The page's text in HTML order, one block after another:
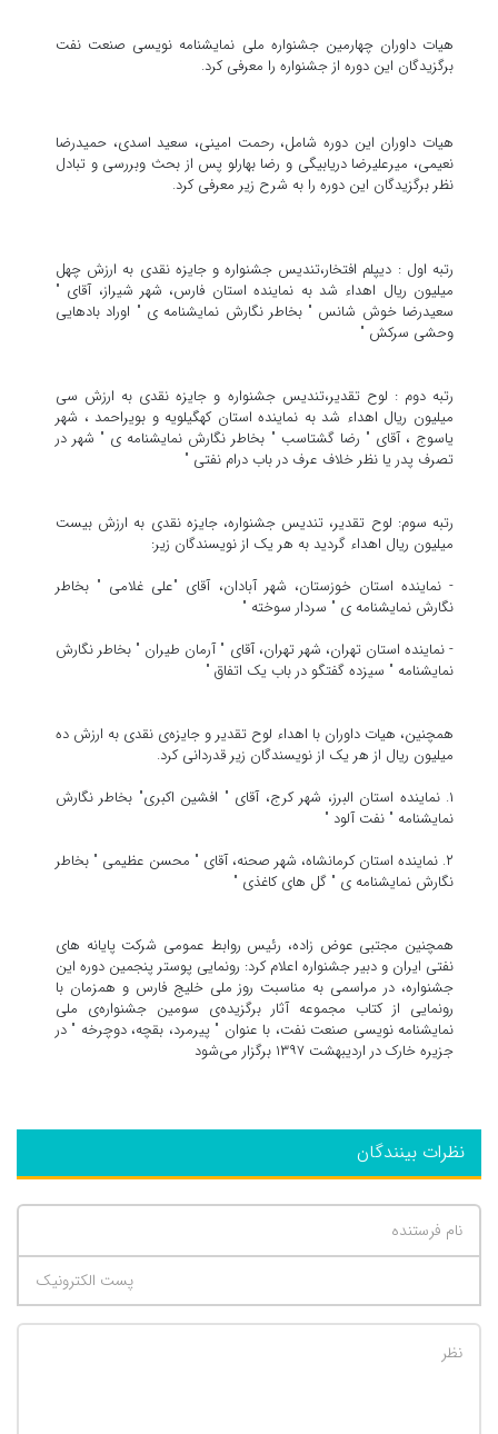
هیات داوران چهارمین جشنواره ملی نمایشنامه نویسی صنعت نفت
برگزیدگان این دوره از جشنواره را معرفی کرد.
هیات داوران این دوره شامل، رحمت امینی، سعید اسدی، حمیدرضا
نعیمی، میرعلیرضا دریابیگی و رضا بهارلو پس از بحث وبررسی و تبادل
نظر برگزیدگان این دوره را به شرح زیر معرفی کرد.
رتبه اول : دیپلم افتخار،تندیس جشنواره و جایزه نقدی به ارزش چهل
میلیون ریال اهداء شد به نماینده استان فارس، شهر شیراز، آقای "
سعیدرضا خوش شانس " بخاطر نگارش نمایشنامه ی " اوراد بادهایی
وحشی سرکش "
رتبه دوم : لوح تقدیر،تندیس جشنواره و جایزه نقدی به ارزش سی
میلیون ریال اهداء شد به نماینده استان کهگیلویه و بویراحمد ، شهر
یاسوج ، آقای " رضا گشتاسب " بخاطر نگارش نمایشنامه ی " شهر در
تصرف پدر یا نظر خلاف عرف در باب درام نفتی "
رتبه سوم: لوح تقدیر، تندیس جشنواره، جایزه نقدی به ارزش بیست
میلیون ریال اهداء گردید به هر یک از نویسندگان زیر:
- نماینده استان خوزستان، شهر آبادان، آقای "علی غلامی " بخاطر
نگارش نمایشنامه ی " سردار سوخته "
- نماینده استان تهران، شهر تهران، آقای " آرمان طیران " بخاطر نگارش
نمایشنامه " سیزده گفتگو در باب یک اتفاق "
همچنین، هیات داوران با اهداء لوح تقدیر و جایزه‌ی نقدی به ارزش ده
میلیون ریال از هر یک از نویسندگان زیر قدردانی کرد.
۱. نماینده استان البرز، شهر کرج، آقای " افشین اکبری" بخاطر نگارش
نمایشنامه " نفت آلود "
۲. نماینده استان کرمانشاه، شهر صحنه، آقای " محسن عظیمی " بخاطر
نگارش نمایشنامه ی " گل های کاغذی "
همچنین مجتبی عوض زاده، رئیس روابط عمومی شرکت پایانه های
نفتی ایران و دبیر جشنواره اعلام کرد: رونمایی پوستر پنجمین دوره این
جشنواره، در مراسمی به مناسبت روز ملی خلیج فارس و همزمان با
رونمایی از کتاب مجموعه آثار برگزیده‌ی سومین جشنواره‌ی ملی
نمایشنامه نویسی صنعت نفت، با عنوان " پیرمرد، بقچه، دوچرخه " در
جزیره خارک در اردیبهشت ۱۳۹۷ برگزار می‌شود
نظرات بینندگان